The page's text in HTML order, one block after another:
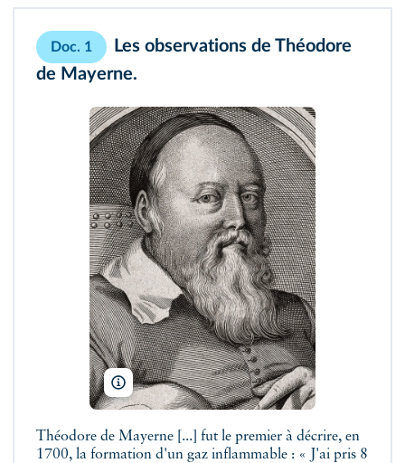
Doc. 1
Les observations de Théodore
de Mayerne.
Wellcome Images/Wikipedia
Théodore de Mayerne [...] fut le premier à décrire, en
1700, la formation d'un gaz inflammable : « J'ai pris 8